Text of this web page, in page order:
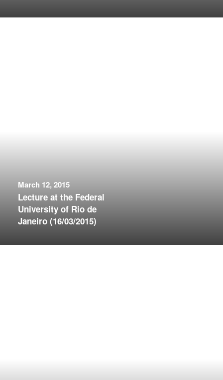
March 12, 2015
Lecture at the Federal
University of Rio de
Janeiro (16/03/2015)